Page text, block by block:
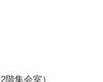
2階集会室）